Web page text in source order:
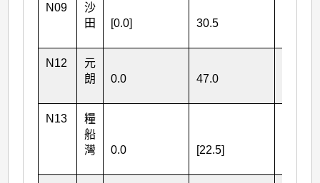
N09
沙
田
[0.0] 30.5
N12
元
朗
0.0 47.0
N13
糧
船
灣
0.0 [22.5]